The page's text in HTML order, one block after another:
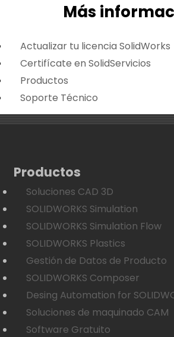
Más i
Actualizar tu licencia SolidWorks
Certifícate en SolidServicios
Productos
Soporte Técnico
Productos
Soluciones CAD 3D
SOLIDWORKS Simulation
SOLIDWORKS Simulation Flow
SOLIDWORKS Plastics
Gestión de Datos de Producto
SOLIDWORKS Composer
Desing Automation for
Soluciones de maquinado CAM
Software Gratuito